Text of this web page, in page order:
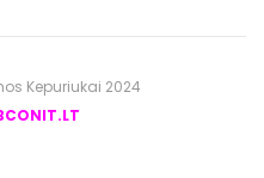
Kepuriukai 2024